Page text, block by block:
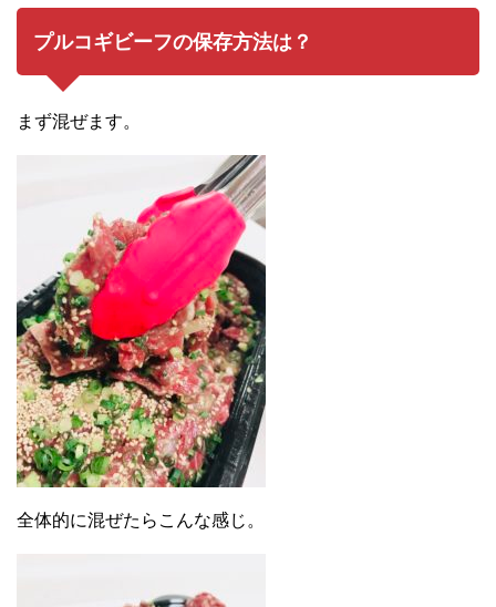
プルコギビーフの保存方法は？
まず混ぜます。
全体的に混ぜたらこんな感じ。